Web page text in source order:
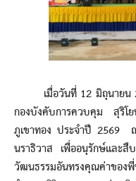
เมื่อวันที่ 12 มิถุนายน
กองบังคับการควบคุม สุริโ
ภูเขาทอง ประจำปี 2569
นราธิวาส เพื่ออนุรักษ์และ
วัฒนธรรมอันทรงคุณค่าของ